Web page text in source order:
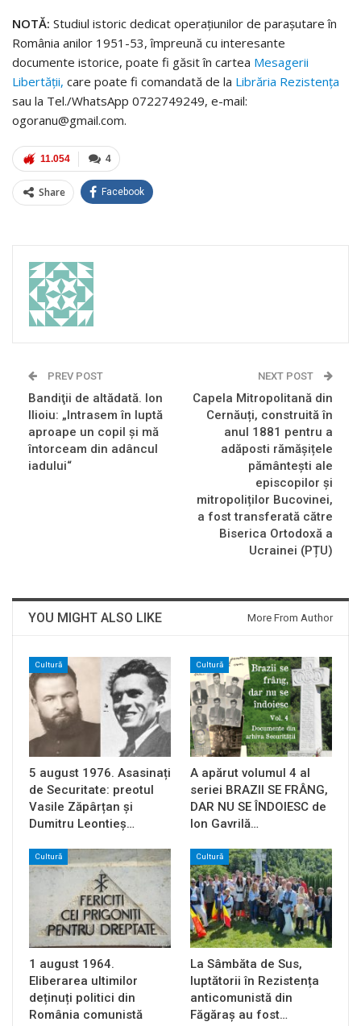
NOTĂ: Studiul istoric dedicat operațiunilor de parașutare în
România anilor 1951-53, împreună cu interesante
documente istorice, poate fi găsit în cartea Mesagerii
Libertății, care poate fi comandată de la Librăria Rezistența
sau la Tel./WhatsApp 0722749249, e-mail:
ogoranu@gmail.com.
4
11.054
Share Facebook
PREV POST
Bandiţii de altădată. Ion
Ilioiu: „Intrasem în luptă
aproape un copil şi mă
întorceam din adâncul
iadului“
NEXT POST
Capela Mitropolitană din
Cernăuți, construită în
anul 1881 pentru a
adăposti rămășițele
pământești ale
episcopilor și
mitropoliților Bucovinei,
a fost transferată către
Biserica Ortodoxă a
Ucrainei (PȚU)
YOU MIGHT ALSO LIKE More From Author
Cultură
5 august 1976. Asasinați
de Securitate: preotul
Vasile Zăpârțan și
Dumitru Leontieș…
Cultură
A apărut volumul 4 al
seriei BRAZII SE FRÂNG,
DAR NU SE ÎNDOIESC de
Ion Gavrilă…
Cultură
1 august 1964.
Eliberarea ultimilor
deținuți politici din
România comunistă
Cultură
La Sâmbăta de Sus,
luptătorii în Rezistența
anticomunistă din
Făgăraș au fost…